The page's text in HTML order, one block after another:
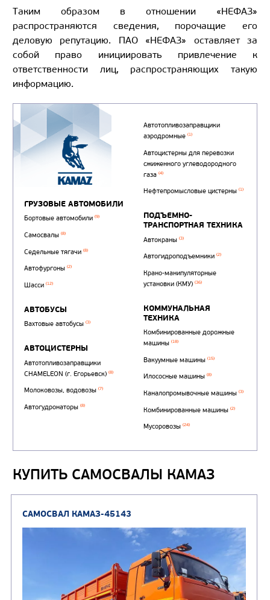
Таким образом в отношении «НЕФАЗ»
распространяются сведения, порочащие его
деловую репутацию. ПАО «НЕФАЗ» оставляет за
собой право инициировать привлечение к
ответственности лиц, распространяющих такую
информацию.
ГРУЗОВЫЕ АВТОМОБИЛИ
Автоцистерны для
сжиженного
газа
Нефтепромысловые
КУПИТЬ САМОСВАЛЫ КАМАЗ